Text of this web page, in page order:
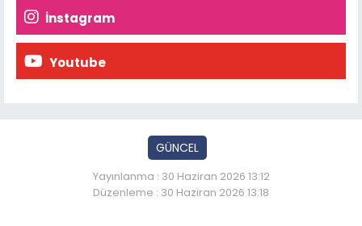
İnstagram
Youtube
GÜNCEL
Yayınlanma : 30 Haziran 2026 13:12
Düzenleme : 30 Haziran 2026 13:18